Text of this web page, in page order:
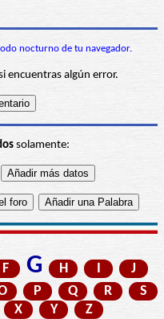
nocturno de tu navegador.
encuentras algún error.
solamente:
F G H I
J
P Q R
S
X Y Z